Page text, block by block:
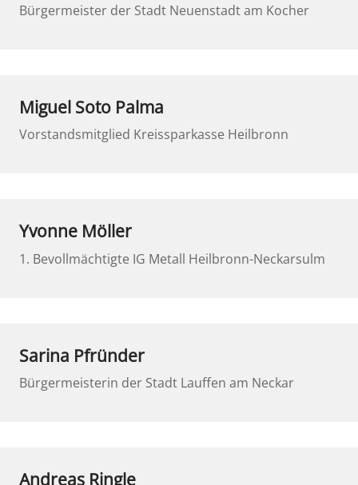
Bürgermeister der Stadt Neuenstadt am Kocher
Miguel Soto Palma
Vorstandsmitglied Kreissparkasse Heilbronn
Yvonne Möller
1. Bevollmächtigte IG Metall Heilbronn-Neckarsulm
Sarina Pfründer
Bürgermeisterin der Stadt Lauffen am Neckar
Andreas Ringle